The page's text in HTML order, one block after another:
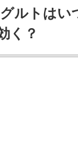
ルトはい
く？